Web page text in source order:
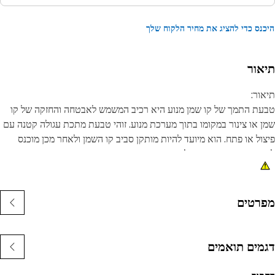
כדי להציג את מחיר הלקוח שלך
התמך של קו שמן מנוע היא רכיב המשמש לאבטחה והחזקה של קו
או צינור במקומו בתוך מערכת מנוע. זוהי טבעת מתכת עגולה קטנה עם
או פתח. הוא מיועד להיות מותקן סביב קו השמן ולאחר מכן מוכנס
חריץ או הפסקה על המנוע או קו שמן מתאים. ברגע שהיא במקומה,
התמך מונעת מקו השמן להחליק או להתנתק במהלך פעולת המנוע,
בפני קורוזיה ותאימות.
תואמים